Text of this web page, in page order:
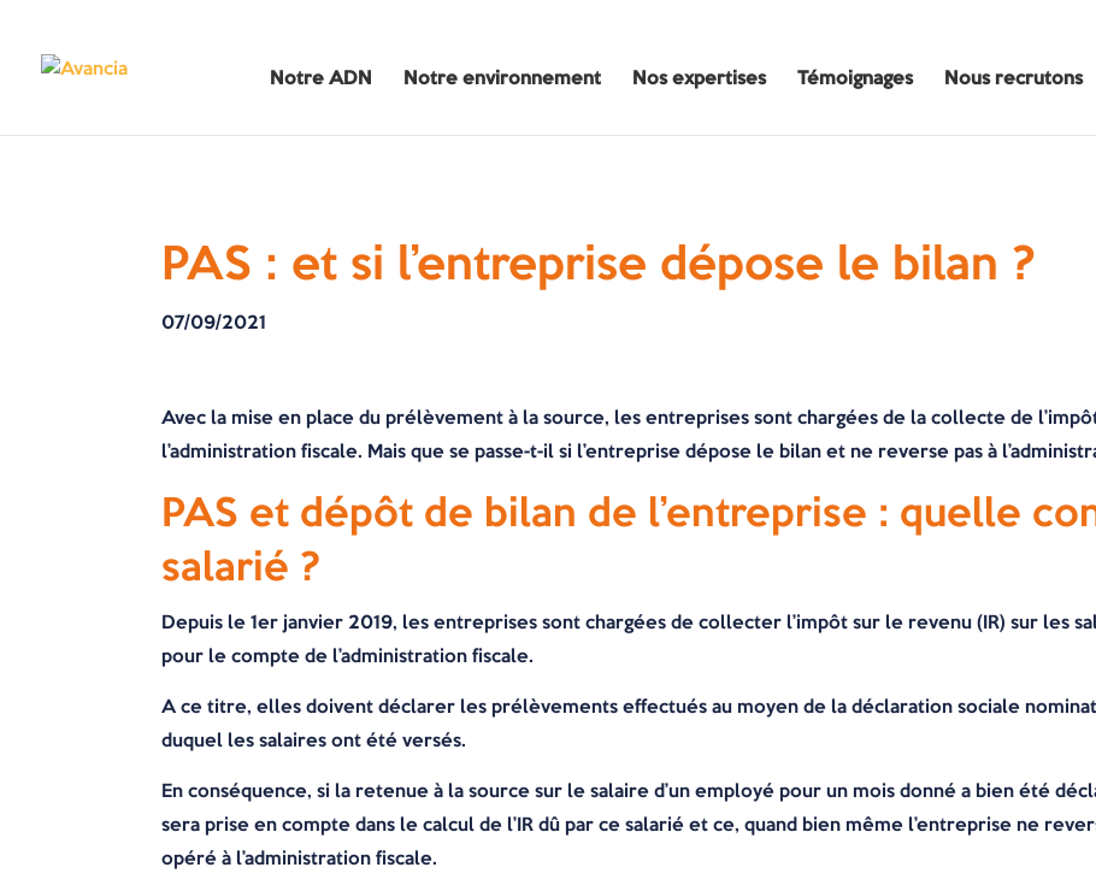
Notre ADN Notre environnement Nos expertises Témoignages Nous recrutons
PAS : et si l’entreprise dépose le bilan ?
07/09/2021
Avec la mise en place du prélèvement à la source, les entreprises sont chargées de la collecte de
l’administration fiscale. Mais que se passe-t-il si l’entreprise dépose le bilan et ne reverse pas à
PAS et dépôt de bilan de l’entreprise : quelle
salarié ?
Depuis le 1er janvier 2019, les entreprises sont chargées de collecter l’impôt sur le revenu (IR) sur les
pour le compte de l’administration fiscale.
A ce titre, elles doivent déclarer les prélèvements effectués au moyen de la déclaration sociale
duquel les salaires ont été versés.
En conséquence, si la retenue à la source sur le salaire d’un employé pour un mois donné a bien été
sera prise en compte dans le calcul de l’IR dû par ce salarié et ce, quand bien même l’entreprise ne
opéré à l’administration fiscale.